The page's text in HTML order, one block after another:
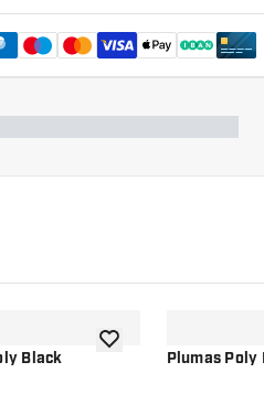
Black añadir a la lista de
Plumas Poly